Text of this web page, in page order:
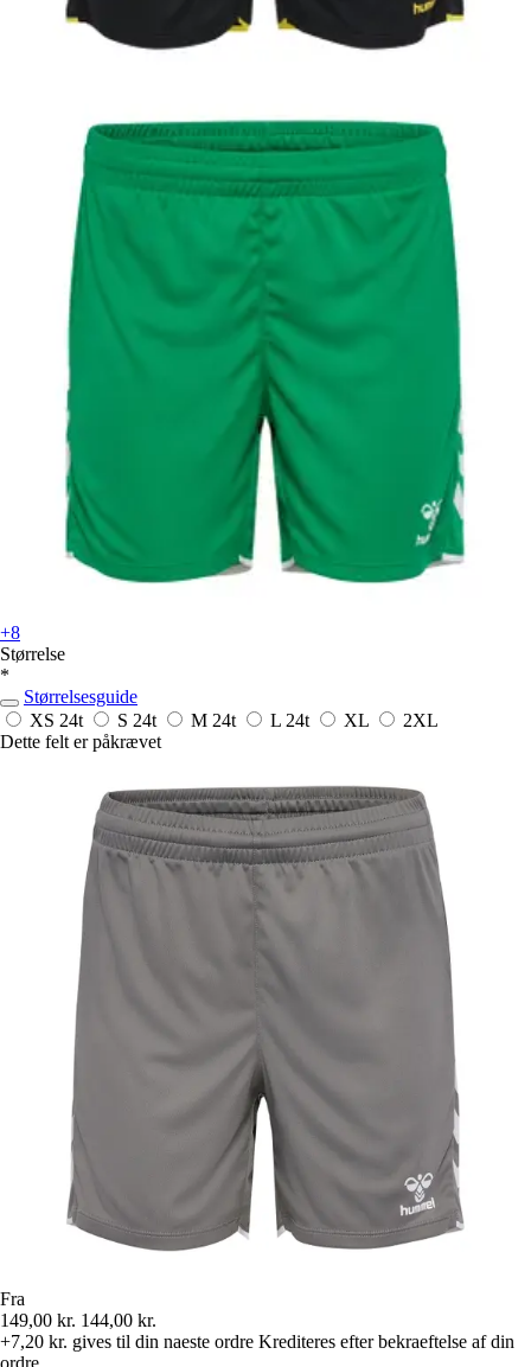
+8
Størrelse
*
Størrelsesguide
XS 24t S 24t M 24t L 24t XL
2XL
Dette felt er påkrævet
Fra
149,00 kr. 144,00 kr.
+7,20 kr. gives til din naeste ordre Krediteres efter bekraeftelse af din